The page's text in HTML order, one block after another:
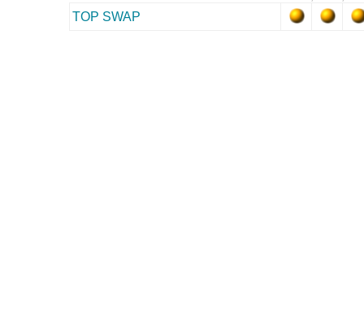
TOP SWAP